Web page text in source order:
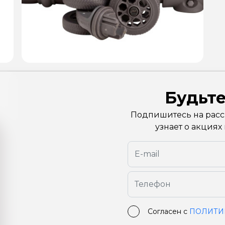
Подпишитесь на
узнает о
Согласен с